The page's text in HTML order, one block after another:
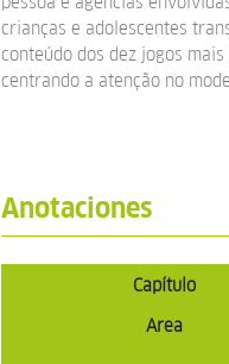
crianças e adolescentes
conteúdo dos dez jogos
centrando a atenção no
Anotaciones
Capítulo
Area